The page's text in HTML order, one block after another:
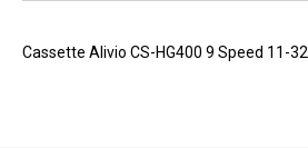
Cassette Alivio CS-HG400 9 Speed 11-32